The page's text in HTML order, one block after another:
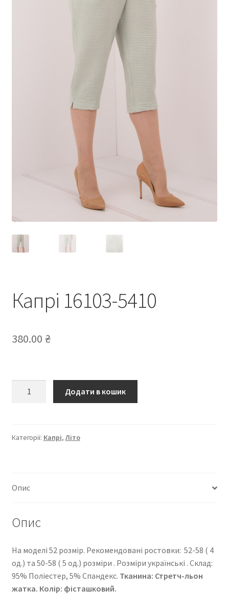
Капрі 16103-5410
380.00 ₴
Додати в кошик
Категорії: Капрі,Літо
Опис
Опис
На моделі 52 розмір. Рекомендовані ростовки: 52-58 ( 4
од.) та 50-58 ( 5 од.) розміри . Розміри українські . Cклад:
95% Поліестер, 5% Спандекс. Тканина: Стретч-льон
жатка. Колір: фісташковий.